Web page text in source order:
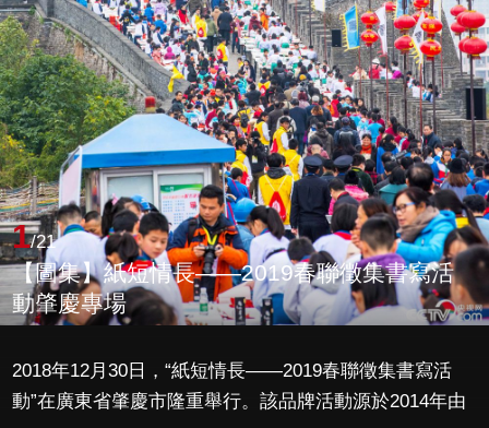
1/21
【圖集】紙短情長——2019春聯徵集書寫活
動肇慶專場
2018年12月30日，“紙短情長——2019春聯徵集書寫活
動”在廣東省肇慶市隆重舉行。該品牌活動源於2014年由